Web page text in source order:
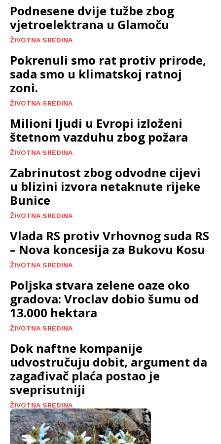
Podnesene dvije tužbe zbog
vjetroelektrana u Glamoču
ŽIVOTNA SREDINA
Pokrenuli smo rat protiv prirode,
sada smo u klimatskoj ratnoj
zoni.
ŽIVOTNA SREDINA
Milioni ljudi u Evropi izloženi
štetnom vazduhu zbog požara
ŽIVOTNA SREDINA
Zabrinutost zbog odvodne cijevi
u blizini izvora netaknute rijeke
Bunice
ŽIVOTNA SREDINA
Vlada RS protiv Vrhovnog suda RS
– Nova koncesija za Bukovu Kosu
ŽIVOTNA SREDINA
Poljska stvara zelene oaze oko
gradova: Vroclav dobio šumu od
13.000 hektara
ŽIVOTNA SREDINA
Dok naftne kompanije
udvostručuju dobit, argument da
zagađivač plaća postao je
sveprisutniji
ŽIVOTNA SREDINA